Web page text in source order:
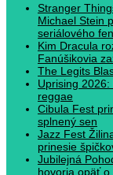
Stranger
Michael Stein
seriálového
Kim Dracula
Fanúšikovia
The Legits
Uprising
reggae
Cibula Fest
splnený sen
Jazz Fest
prinesie
Jubilejná
hovoria opäť